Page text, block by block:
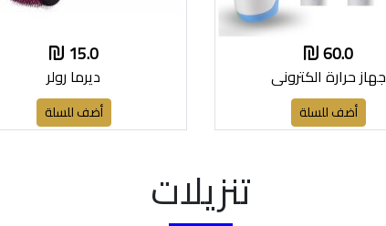
60.0
جهاز حرارة الكتروني
أضف للسلة
15.0
ديرما رولر
أضف للسلة
تنزيلات